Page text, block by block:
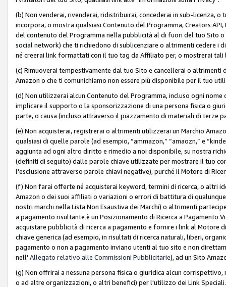
(b) Non venderai, rivenderai, ridistribuirai, concederai in sub-licenza,
incorpora, o mostra qualsiasi Contenuto del Programma, Creators
del contenuto del Programma nella pubblicità al di fuori del tuo Sito
social network) che ti richiedono di sublicenziare o altrimenti cedere i
né creerai link formattati con il tuo tag da Affiliato per, o mostrerai tali
(c) Rimuoverai tempestivamente dal tuo Sito e cancellerai o
Amazon o che ti comunichiamo non essere più disponibile per il tuo
(d) Non utilizzerai alcun Contenuto del Programma, incluso ogni
implicare il supporto o la sponsorizzazione di una persona fisica o
parte, o causa (incluso attraverso il piazzamento di materiali di terze
(e) Non acquisterai, registrerai o altrimenti utilizzerai un Marchio
qualsiasi di quelle parole (ad esempio, “ammazon,” “amaozn,” e
aggiunta ad ogni altro diritto e rimedio a noi disponibile, su nostra
(definiti di seguito) dalle parole chiave utilizzate per mostrare il tuo
l'esclusione attraverso parole chiavi negative), purché il Motore di
(f) Non farai offerte né acquisterai keyword, termini di ricerca, o altri
Amazon o dei suoi affiliati o variazioni o errori di battitura di
nostri marchi nella Lista Non Esaustiva dei Marchi) o altrimenti
a pagamento risultante è un Posizionamento di Ricerca a Pagamento
acquistare pubblicità di ricerca a pagamento e fornire i link al Motore
chiave generica (ad esempio, in risultati di ricerca naturali, liberi,
pagamento o non a pagamento inviano utenti al tuo sito e non
nell' Allegato relativo alle Commissioni Pubblicitarie), ad un Sito
(g) Non offrirai a nessuna persona fisica o giuridica alcun
o ad altre organizzazioni, o altri benefici) per l'utilizzo dei Link